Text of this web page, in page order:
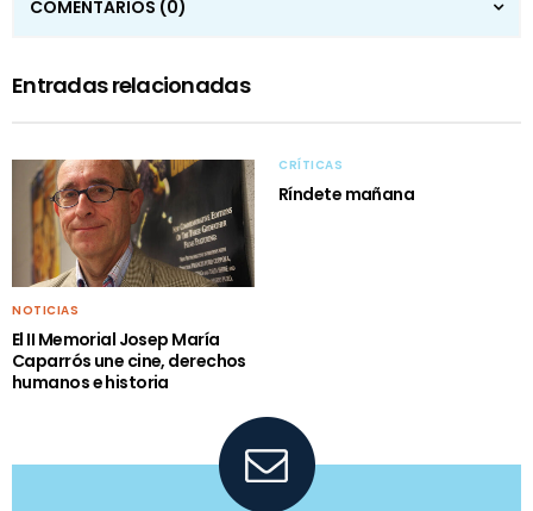
COMENTARIOS (0)
Entradas relacionadas
NOTICIAS
El II Memorial Josep María
Caparrós une cine, derechos
humanos e historia
CRÍTICAS
Ríndete mañana